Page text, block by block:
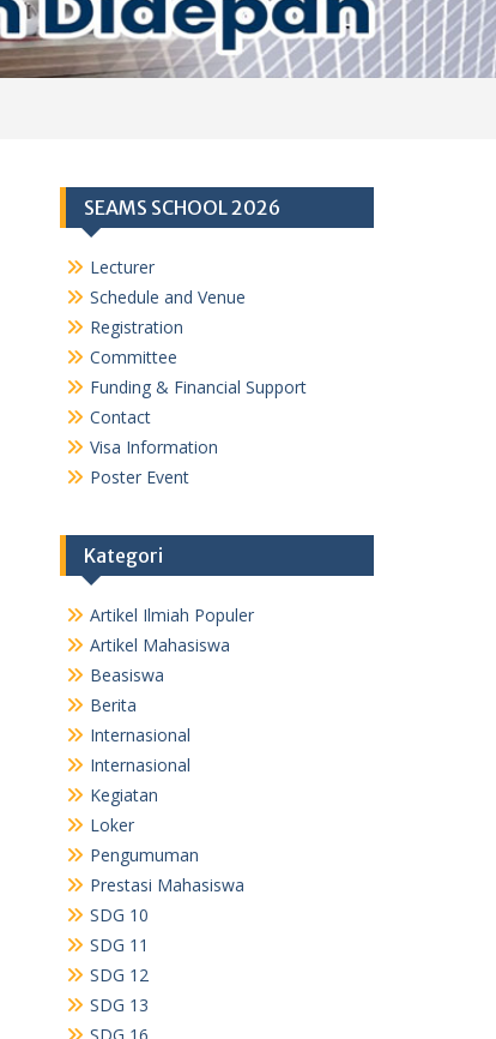
SEAMS SCHOOL 2026
Lecturer
Schedule and Venue
Registration
Committee
Funding & Financial Support
Contact
Visa Information
Poster Event
Kategori
Artikel Ilmiah Populer
Artikel Mahasiswa
Beasiswa
Berita
Internasional
Internasional
Kegiatan
Loker
Pengumuman
Prestasi Mahasiswa
SDG 10
SDG 11
SDG 12
SDG 13